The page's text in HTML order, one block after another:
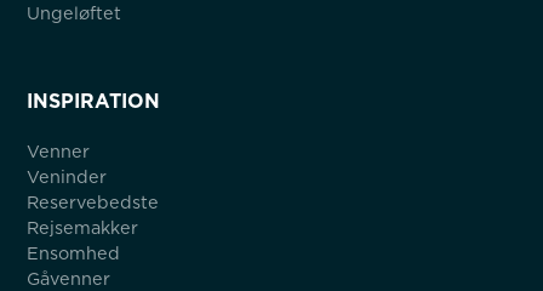
Ungeløftet
INSPIRATION
Venner
Veninder
Reservebedste
Rejsemakker
Ensomhed
Gåvenner